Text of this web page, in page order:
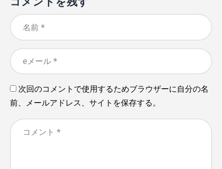
次回のコメントで使用するためブラウザーに自分の名
前、メールアドレス、サイトを保存する。